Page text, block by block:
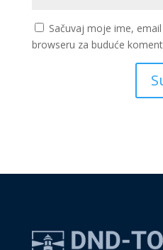
Sačuvaj moje ime,
browseru za buduće